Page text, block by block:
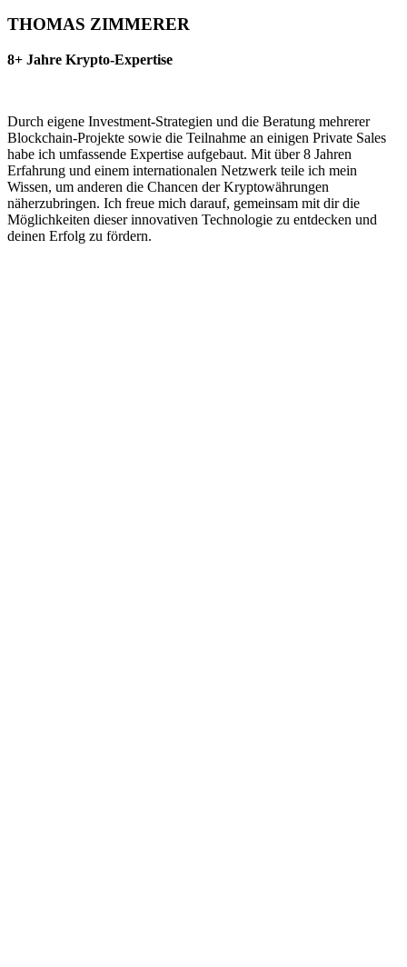
THOMAS ZIMMERER
8+ Jahre Krypto-Expertise
Durch eigene Investment-Strategien und die Beratung mehrerer
Blockchain-Projekte sowie die Teilnahme an einigen Private Sales
habe ich umfassende Expertise aufgebaut. Mit über 8 Jahren
Erfahrung und einem internationalen Netzwerk teile ich mein
Wissen, um anderen die Chancen der Kryptowährungen
näherzubringen. Ich freue mich darauf, gemeinsam mit dir die
Möglichkeiten dieser innovativen Technologie zu entdecken und
deinen Erfolg zu fördern.